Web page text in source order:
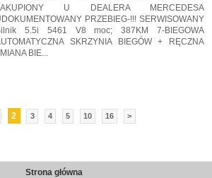
U DEALERA MERCEDESA
PRZEBIEG-!!! SERWISOWANY
5.5i 5461 V8 moc; 387KM 7-BIEGOWA
SKRZYNIA BIEGÓW + RĘCZNA
BIE...
2 3 4 5 10 16 >
Strona główna